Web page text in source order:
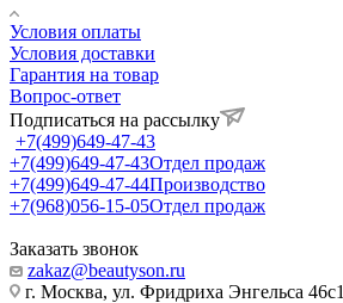
Условия оплаты
Условия доставки
Гарантия на товар
Вопрос-ответ
Подписаться на рассылку
+7(499)649-47-43
+7(499)649-47-43Отдел продаж
+7(499)649-47-44Производство
+7(968)056-15-05Отдел продаж
Заказать звонок
zakaz@beautyson.ru
г. Москва, ул. Фридриха Энгельса 46с1